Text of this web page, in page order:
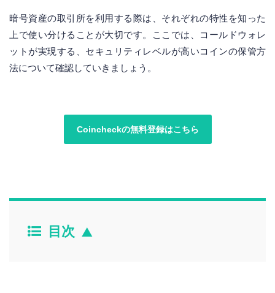
暗号資産の取引所を利用する際は、それぞれの特性を知った
上で使い分けることが大切です。ここでは、コールドウォレ
ットが実現する、セキュリティレベルが高いコインの保管方
法について確認していきましょう。
Coincheckの無料登録はこちら
目次